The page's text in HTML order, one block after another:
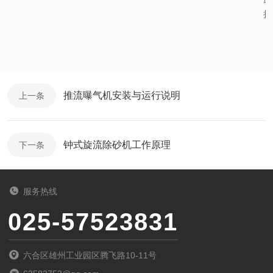
上一条 推流曝气机安装与运行说明
下一条 钟式旋流除砂机工作原理
服务热线
025-57523831
六合区雄州工业园区腾飞路10-11号